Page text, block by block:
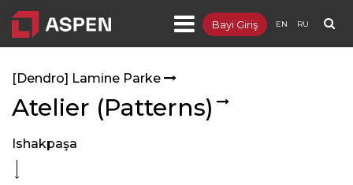
EN RU
Bayi Giriş
[Dendro] Lamine Parke
Atelier (Patterns)
Ishakpaşa